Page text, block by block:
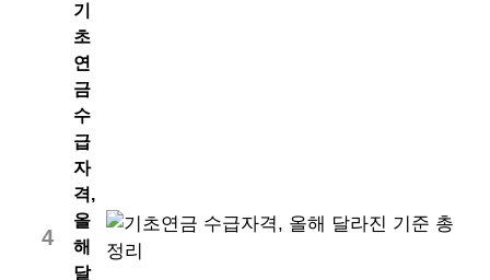
4
기
초
연
금
수
급
자
격,
올
해
달